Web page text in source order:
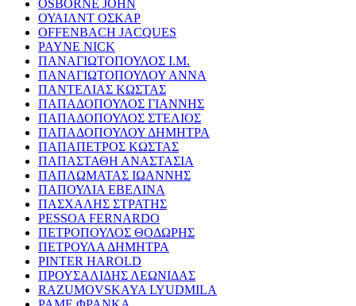
OSBORNE JOHN
ΟΥΑΙΛΝΤ ΟΣΚΑΡ
OFFENBACH JACQUES
PAYNE NICK
ΠΑΝΑΓΙΩΤΟΠΟΥΛΟΣ Ι.Μ.
ΠΑΝΑΓΙΩΤΟΠΟΥΛΟΥ ΑΝΝΑ
ΠΑΝΤΕΛΙΑΣ ΚΩΣΤΑΣ
ΠΑΠΑΔΟΠΟΥΛΟΣ ΓΙΑΝΝΗΣ
ΠΑΠΑΔΟΠΟΥΛΟΣ ΣΤΕΛΙΟΣ
ΠΑΠΑΔΟΠΟΥΛΟΥ ΔΗΜΗΤΡΑ
ΠΑΠΑΠΕΤΡΟΣ ΚΩΣΤΑΣ
ΠΑΠΑΣΤΑΘΗ ΑΝΑΣΤΑΣΙΑ
ΠΑΠΛΩΜΑΤΑΣ ΙΩΑΝΝΗΣ
ΠΑΠΟΥΛΙΑ ΕΒΕΛΙΝΑ
ΠΑΣΧΑΛΗΣ ΣΤΡΑΤΗΣ
PESSOA FERNARDO
ΠΕΤΡΟΠΟΥΛΟΣ ΘΟΔΩΡΗΣ
ΠΕΤΡΟΥΛΑ ΔΗΜΗΤΡΑ
PINTER HAROLD
ΠΡΟΥΣΑΛΙΔΗΣ ΛΕΩΝΙΔΑΣ
RAZUMOVSKAYA LYUDMILA